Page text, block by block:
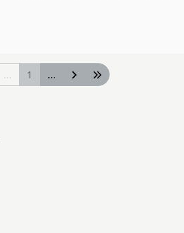
... 1 ...